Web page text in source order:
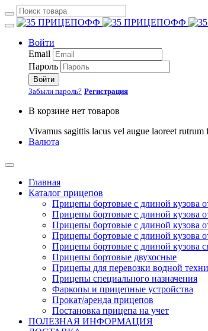
Войти
Email
Пароль
Войти
Забыли пароль? Регистрация
В корзине нет товаров
Vivamus sagittis lacus vel augue laoreet rutrum
Валюта
Главная
Каталог прицепов
Прицепы бортовые с длиной кузова
Прицепы бортовые с длиной кузова
Прицепы бортовые с длиной кузова
Прицепы бортовые с длиной кузова
Прицепы бортовые с длиной кузова
Прицепы бортовые двухосные
Прицепы для перевозки водной
Прицепы специального назначения
Фаркопы и прицепные устройства
Прокат/аренда прицепов
Постановка прицепа на учет
ПОЛЕЗНАЯ ИНФОРМАЦИЯ